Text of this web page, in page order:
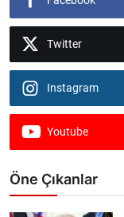
Twitter
Instagram
Youtube
Öne Çıkanlar